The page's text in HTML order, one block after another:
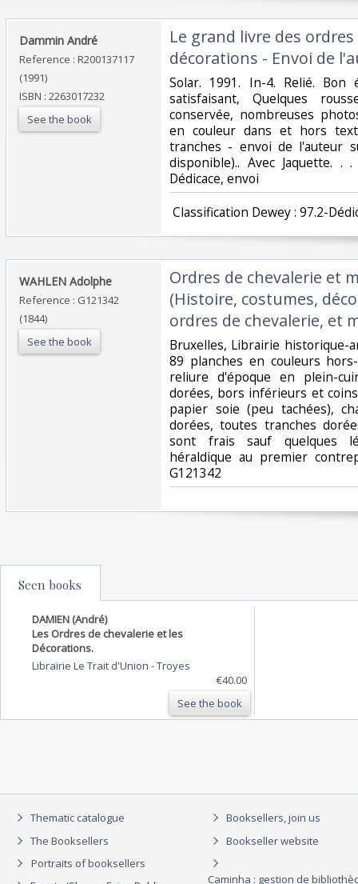
‎Dammin André‎
Reference : R200137117
(1991)
ISBN : 2263017232
See the book
‎Le grand livre des
décorations - Envoi de
‎Solar. 1991. In-4. Relié. Bon
satisfaisant, Quelques
conservée, nombreuses
en couleur dans et hors
tranches - envoi de l'auteur
disponible).. Avec Jaquette. .
Dédicace, envoi‎
Classification Dewey : 97.2-
‎WAHLEN Adolphe‎
Reference : G121342
(1844)
See the book
‎Ordres de chevalerie et
(Histoire, costumes,
ordres de chevalerie, et
‎Bruxelles, Librairie historique-
89 planches en couleurs
reliure d'époque en plein-
dorées, bors inférieurs et
papier soie (peu tachées),
dorées, toutes tranches
sont frais sauf quelques
héraldique au premier
G121342‎
Seen books
DAMIEN (André)
Les Ordres de chevalerie et les
Décorations.
Librairie Le Trait d'Union -Troyes
€40.00
See the book
Thematic catalogue
The Booksellers
Portraits of booksellers
Booksellers, join us
Bookseller website
Caminha : gestion de